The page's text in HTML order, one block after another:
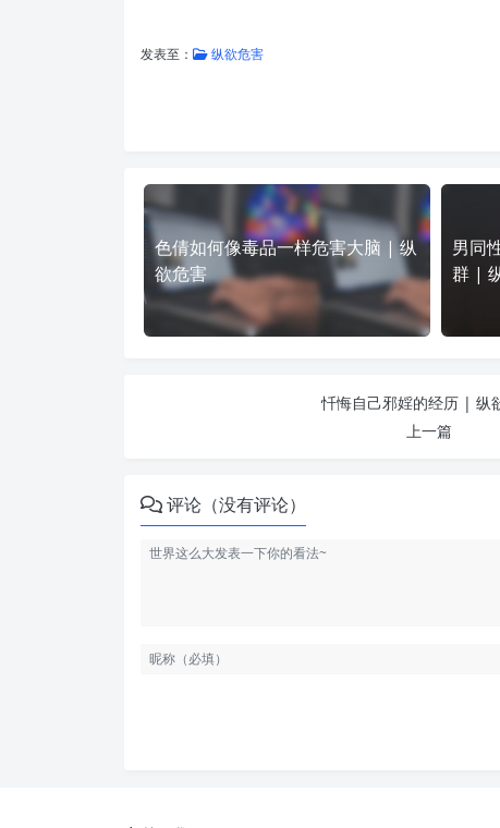
发表至： 纵欲危害
色倩如何像毒品一样危害大脑 | 纵
欲危害
男同
群 |
忏悔自己邪婬的经历 | 纵
上一篇
评论（没有评论）